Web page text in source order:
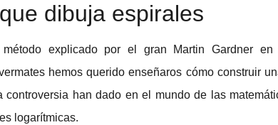
dibuja espirales
explicado por el gran Martin Gardner
hemos querido enseñaros cómo construir
controversia han dado en el mundo de las
logarítmicas.